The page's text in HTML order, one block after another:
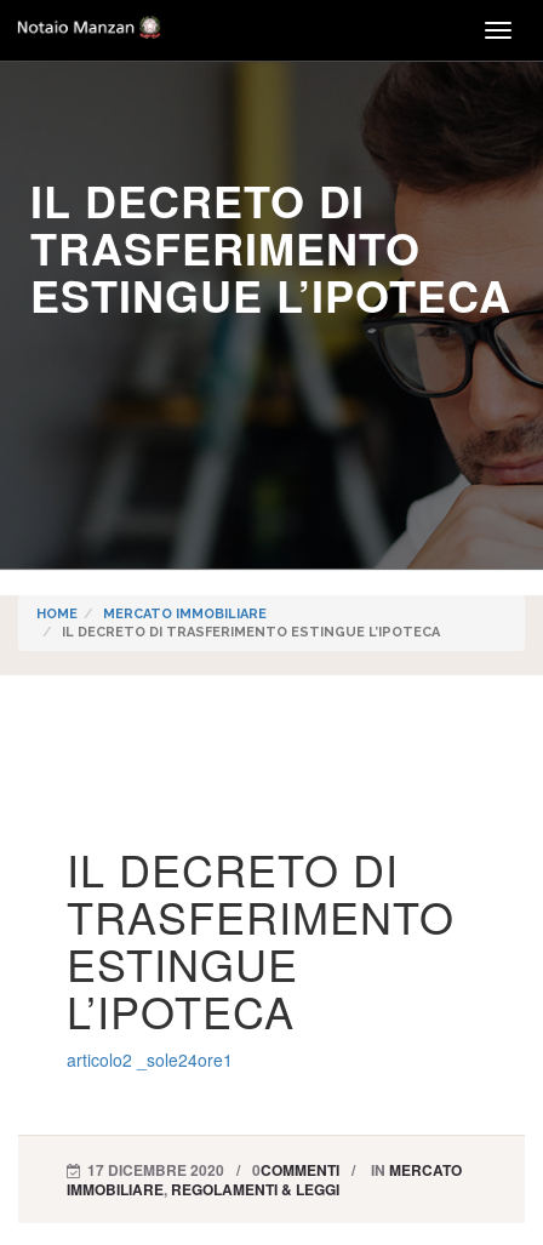
IL DECRETO DI
TRASFERIMENTO
ESTINGUE L’IPOTECA
HOME
MERCATO IMMOBILIARE
IL DECRETO DI TRASFERIMENTO ESTINGUE L’IPOTECA
IL DECRETO DI
TRASFERIMENTO
ESTINGUE
L’IPOTECA
articolo2 _sole24ore1
17 DICEMBRE 2020 0COMMENTI IN MERCATO
IMMOBILIARE, REGOLAMENTI & LEGGI